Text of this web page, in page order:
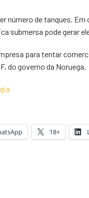
número de tanques.
submersa pode gerar
para tentar
do governo da Noruega.
18+